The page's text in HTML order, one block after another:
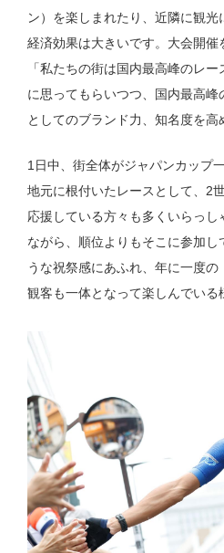
ン）を楽しまれたり、近隣に観
経済効果は大きいです。大会開催
「私たちの街は国内最高峰のレ
に思ってもらいつつ、国内最高
としてのブランド力、知名度を高
1日中、街全体がジャパンカップ
地元に根付いたレースとして、2
応援している方々も多くいらっし
ながら、順位よりもそこに参加し
うな祝祭感にあふれ、年に一度
観客も一体となって楽しんでいる